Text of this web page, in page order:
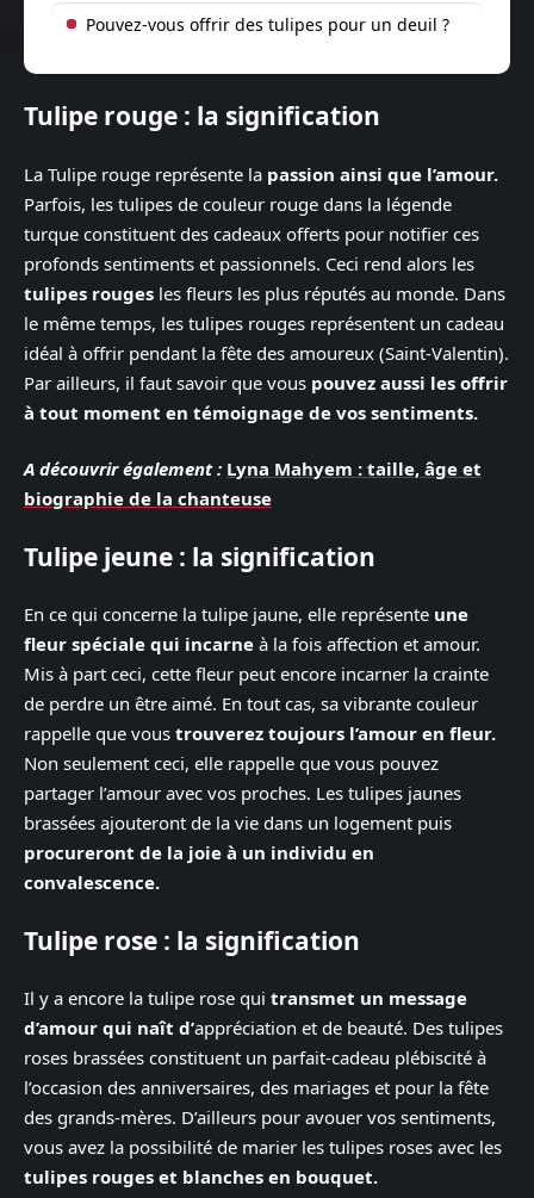
Pouvez-vous offrir des tulipes pour un deuil ?
Tulipe rouge : la signification
La Tulipe rouge représente la passion ainsi que l’amour.
Parfois, les tulipes de couleur rouge dans la légende
turque constituent des cadeaux offerts pour notifier ces
profonds sentiments et passionnels. Ceci rend alors les
tulipes rouges les fleurs les plus réputés au monde. Dans
le même temps, les tulipes rouges représentent un cadeau
idéal à offrir pendant la fête des amoureux (Saint-Valentin).
Par ailleurs, il faut savoir que vous pouvez aussi les offrir
à tout moment en témoignage de vos sentiments.
A découvrir également : Lyna Mahyem : taille, âge et
biographie de la chanteuse
Tulipe jeune : la signification
En ce qui concerne la tulipe jaune, elle représente une
fleur spéciale qui incarne à la fois affection et amour.
Mis à part ceci, cette fleur peut encore incarner la crainte
de perdre un être aimé. En tout cas, sa vibrante couleur
rappelle que vous trouverez toujours l’amour en fleur.
Non seulement ceci, elle rappelle que vous pouvez
partager l’amour avec vos proches. Les tulipes jaunes
brassées ajouteront de la vie dans un logement puis
procureront de la joie à un individu en
convalescence.
Tulipe rose : la signification
Il y a encore la tulipe rose qui transmet un message
d’amour qui naît d’appréciation et de beauté. Des tulipes
roses brassées constituent un parfait-cadeau plébiscité à
l’occasion des anniversaires, des mariages et pour la fête
des grands-mères. D’ailleurs pour avouer vos sentiments,
vous avez la possibilité de marier les tulipes roses avec les
tulipes rouges et blanches en bouquet.